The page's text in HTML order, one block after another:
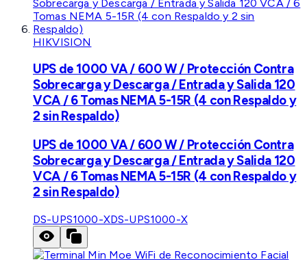
HIKVISION
UPS de 1000 VA / 600 W / Protección Contra
Sobrecarga y Descarga / Entrada y Salida 120
VCA / 6 Tomas NEMA 5-15R (4 con Respaldo y
2 sin Respaldo)
UPS de 1000 VA / 600 W / Protección Contra
Sobrecarga y Descarga / Entrada y Salida 120
VCA / 6 Tomas NEMA 5-15R (4 con Respaldo y
2 sin Respaldo)
DS-UPS1000-XDS-UPS1000-X